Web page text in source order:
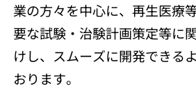
業の方々を中心に、再生医療
要な試験・治験計画策定等に
けし、スムーズに開発できる
おります。